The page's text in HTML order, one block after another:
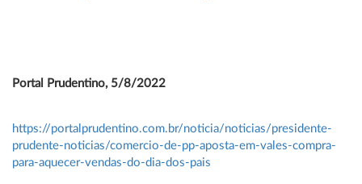
Portal Prudentino, 5/8/2022
https://portalprudentino.com.br/noticia/noticias/presidente-
prudente-noticias/comercio-de-pp-aposta-em-vales-compra-
para-aquecer-vendas-do-dia-dos-pais